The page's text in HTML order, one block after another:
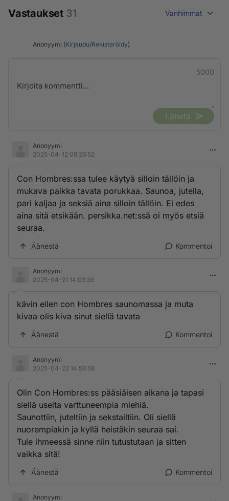
Vastaukset 31 Vanhimmat
Anonyymi (Kirjaudu/Rekisteröidy)
5000
Lähetä
Anonyymi
2025-04-12 08:26:52
Con Hombres:ssa tulee käytyä silloin tällöin ja
mukava paikka tavata porukkaa. Saunoa, jutella,
pari kaljaa ja seksiä aina silloin tällöin. Ei edes
aina sitä etsikään. persikka.net:ssä oi myös etsiä
seuraa.
Äänestä Kommentoi
Anonyymi
2025-04-21 14:03:36
kävin eilen con Hombres saunomassa ja muta
kivaa olis kiva sinut siellä tavata
Äänestä Kommentoi
Anonyymi
2025-04-22 14:58:58
Olin Con Hombres:ss pääsiäisen aikana ja tapasi
siellä useita varttuneempia miehiä.
Saunottiin, juteltiin ja sekstailtiin. Oli siellä
nuorempiakin ja kyllä heistäkin seuraa sai.
Tule ihmeessä sinne niin tutustutaan ja sitten
vaikka sitä!
Äänestä Kommentoi
Anonyymi